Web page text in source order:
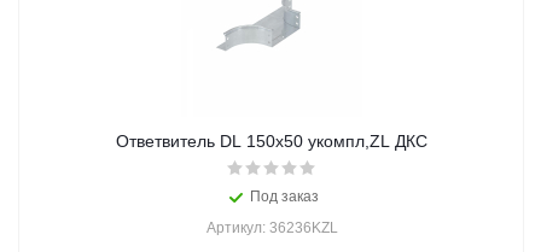
Ответвитель DL 150х50 укомпл,ZL ДКС
Под заказ
Артикул: 36236KZL